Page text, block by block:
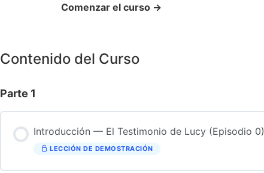
Comenzar el curso →
Contenido del Curso
Parte 1
Introducción — El Testimonio de Lucy (Episodio 0)
LECCIÓN DE DEMOSTRACIÓN